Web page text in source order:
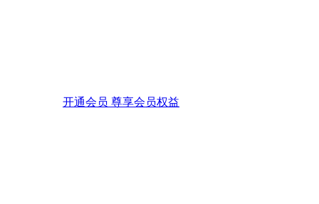
开通会员 尊享会员权益